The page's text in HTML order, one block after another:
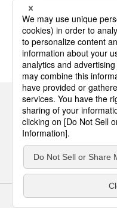
サイトのご利用にあたって